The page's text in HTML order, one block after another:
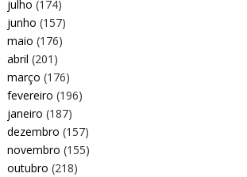
julho (174)
junho (157)
maio (176)
abril (201)
março (176)
fevereiro (196)
janeiro (187)
dezembro (157)
novembro (155)
outubro (218)